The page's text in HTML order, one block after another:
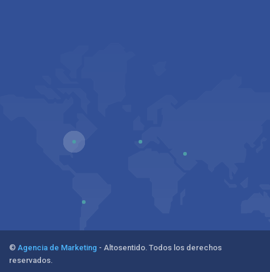
© Agencia de Marketing - Altosentido. Todos los derechos
reservados.